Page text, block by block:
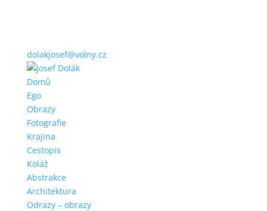
dolakjosef@volny.cz
Domů
Ego
Obrazy
Fotografie
Krajina
Cestopis
Koláž
Abstrakce
Architektura
Odrazy – obrazy